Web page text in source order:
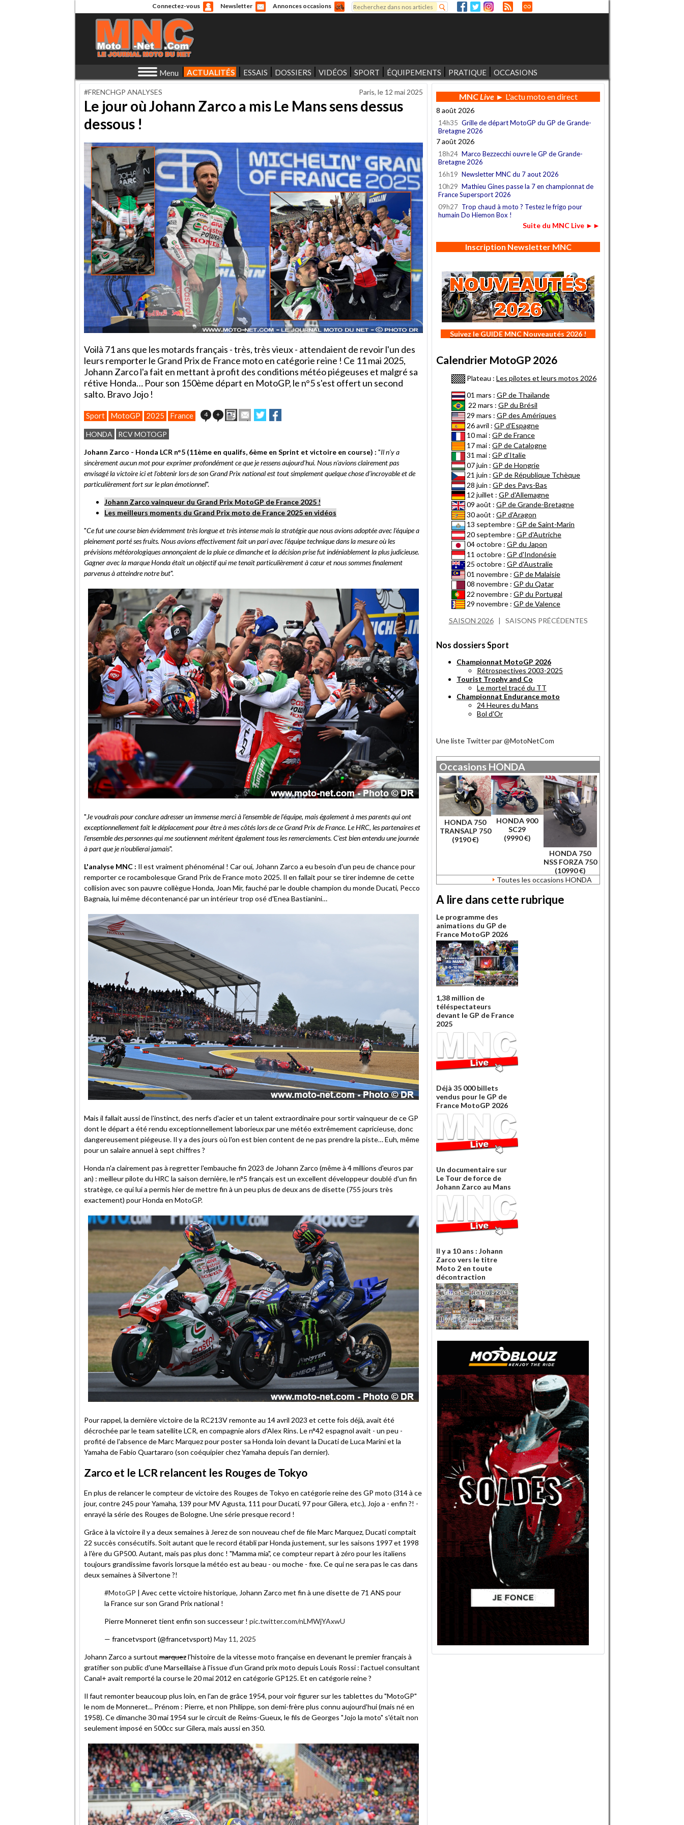
Connectez-vous Newsletter Annonces occasions
Formulaire de recherche
Rechercher
Menu ACTUALITÉS ESSAIS DOSSIERS VIDÉOS SPORT ÉQUIPEMENTS PRATIQUE OCCASIONS
#FRENCHGP ANALYSES Paris, le 12 mai 2025
Le jour où Johann Zarco a mis Le Mans sens dessus
dessous !
Voilà 71 ans que les motards français - très, très vieux - attendaient de revoir l'un des
leurs remporter le Grand Prix de France moto en catégorie reine ! Ce 11 mai 2025,
Johann Zarco l'a fait en mettant à profit des conditions météo piégeuses et malgré sa
rétive Honda… Pour son 150ème départ en MotoGP, le n°5 s'est offert un second
salto. Bravo Jojo !
Sport MotoGP 2025 France 4 + ImprimerEnvoyer
cet
un
ami
Partager
sur
sur
HONDA RCV MOTOGP
Johann Zarco - Honda LCR n°5 (11ème en qualifs, 6ème en Sprint et victoire en course) : "Il n’y a
sincèrement aucun mot pour exprimer profondément ce que je ressens aujourd’hui. Nous n’avions clairement pas
envisagé la victoire ici et l’obtenir lors de son Grand Prix national est tout simplement quelque chose d’incroyable et de
particulièrement fort sur le plan émotionnel".
Johann Zarco vainqueur du Grand Prix MotoGP de France 2025 !
Les meilleurs moments du Grand Prix moto de France 2025 en vidéos
"Ce fut une course bien évidemment très longue et très intense mais la stratégie que nous avions adoptée avec l’équipe a
pleinement porté ses fruits. Nous avions effectivement fait un pari avec l’équipe technique dans la mesure où les
prévisions météorologiques annonçaient de la pluie ce dimanche et la décision prise fut indéniablement la plus judicieuse.
Gagner avec la marque Honda était un objectif qui me tenait particulièrement à cœur et nous sommes finalement
parvenus à atteindre notre but".
"Je voudrais pour conclure adresser un immense merci à l’ensemble de l’équipe, mais également à mes parents qui ont
exceptionnellement fait le déplacement pour être à mes côtés lors de ce Grand Prix de France. Le HRC, les partenaires et
l’ensemble des personnes qui me soutiennent méritent également tous les remerciements. C’est bien entendu une journée
à part que je n’oublierai jamais".
L'analyse MNC : Il est vraiment phénoménal ! Car oui, Johann Zarco a eu besoin d'un peu de chance pour
remporter ce rocambolesque Grand Prix de France moto 2025. Il en fallait pour se tirer indemne de cette
collision avec son pauvre collègue Honda, Joan Mir, fauché par le double champion du monde Ducati, Pecco
Bagnaia, lui même décontenancé par un intérieur trop osé d'Enea Bastianini…
Mais il fallait aussi de l'instinct, des nerfs d'acier et un talent extraordinaire pour sortir vainqueur de ce GP
dont le départ a été rendu exceptionnellement laborieux par une météo extrêmement capricieuse, donc
dangereusement piégeuse. Il y a des jours où l'on est bien content de ne pas prendre la piste… Euh, même
pour un salaire annuel à sept chiffres ?
Honda n'a clairement pas à regretter l'embauche fin 2023 de Johann Zarco (même à 4 millions d'euros par
an) : meilleur pilote du HRC la saison dernière, le n°5 français est un excellent développeur doublé d'un fin
stratège, ce qui lui a permis hier de mettre fin à un peu plus de deux ans de disette (755 jours très
exactement) pour Honda en MotoGP.
Pour rappel, la dernière victoire de la RC213V remonte au 14 avril 2023 et cette fois déjà, avait été
décrochée par le team satellite LCR, en compagnie alors d'Alex Rins. Le n°42 espagnol avait - un peu -
profité de l'absence de Marc Marquez pour poster sa Honda loin devant la Ducati de Luca Marini et la
Yamaha de Fabio Quartararo (son coéquipier chez Yamaha depuis l'an dernier).
Zarco et le LCR relancent les Rouges de Tokyo
En plus de relancer le compteur de victoire des Rouges de Tokyo en catégorie reine des GP moto (314 à ce
jour, contre 245 pour Yamaha, 139 pour MV Agusta, 111 pour Ducati, 97 pour Gilera, etc.), Jojo a - enfin ?! -
enrayé la série des Rouges de Bologne. Une série presque record !
Grâce à la victoire il y a deux semaines à Jerez de son nouveau chef de file Marc Marquez, Ducati comptait
22 succès consécutifs. Soit autant que le record établi par Honda justement, sur les saisons 1997 et 1998
à l'ère du GP500. Autant, mais pas plus donc ! "Mamma mia", ce compteur repart à zéro pour les italiens
toujours grandissime favoris lorsque la météo est au beau - ou moche - fixe. Ce qui ne sera pas le cas dans
deux semaines à Silvertone ?!
#MotoGP | Avec cette victoire historique, Johann Zarco met fin à une disette de 71 ANS pour
la France sur son Grand Prix national !
Pierre Monneret tient enfin son successeur ! pic.twitter.com/nLMWjYAxwU
— francetvsport (@francetvsport) May 11, 2025
Johann Zarco a surtout marquezl'histoire de la vitesse moto française en devenant le premier français à
gratifier son public d'une Marseillaise à l'issue d'un Grand prix moto depuis Louis Rossi : l'actuel consultant
Canal+ avait remporté la course le 20 mai 2012 en catégorie GP125. Et en catégorie reine ?
Il faut remonter beaucoup plus loin, en l'an de grâce 1954, pour voir figurer sur les tablettes du "MotoGP"
le nom de Monneret... Prénom : Pierre, et non Philippe, son demi-frère plus connu aujourd'hui (mais né en
1958). Ce dimanche 30 mai 1954 sur le circuit de Reims-Gueux, le fils de Georges "Jojo la moto" s'était non
seulement imposé en 500cc sur Gilera, mais aussi en 350.
MNCLive► L'actu moto en direct
8 août 2026
14h35 Grille de départ MotoGP du GP de Grande-
Bretagne 2026
7 août 2026
18h24 Marco Bezzecchi ouvre le GP de Grande-
Bretagne 2026
16h19 Newsletter MNC du 7 aout 2026
10h29 Mathieu Gines passe la 7 en championnat de
France Supersport 2026
09h27 Trop chaud à moto ? Testez le frigo pour
humain Do Hiemon Box !
Suite du MNC Live ►►
Inscription Newsletter MNC
Suivez le GUIDE MNC Nouveautés 2026 !
Calendrier MotoGP 2026
Plateau : Les pilotes et leurs motos 2026
01 mars : GP de Thaïlande
22 mars : GP du Brésil
29 mars : GP des Amériques
26 avril : GP d'Espagne
10 mai : GP de France
17 mai : GP de Catalogne
31 mai : GP d'Italie
07 juin : GP de Hongrie
21 juin : GP de République Tchèque
28 juin : GP des Pays-Bas
12 juillet : GP d'Allemagne
09 août : GP de Grande-Bretagne
30 août : GP d'Aragon
13 septembre : GP de Saint-Marin
20 septembre : GP d'Autriche
04 octobre : GP du Japon
11 octobre : GP d'Indonésie
25 octobre : GP d'Australie
01 novembre : GP de Malaisie
08 novembre : GP du Qatar
22 novembre : GP du Portugal
29 novembre : GP de Valence
SAISON 2026| SAISONS PRÉCÉDENTES
Nos dossiers Sport
Championnat MotoGP 2026
Rétrospectives 2003-2025
Tourist Trophy and Co
Le mortel tracé du TT
Championnat Endurance moto
24 Heures du Mans
Bol d'Or
Une liste Twitter par @MotoNetCom
Occasions HONDA
HONDA 750
TRANSALP 750
(9190 €)
HONDA 900
SC29
(9990 €)
HONDA 750
NSS FORZA 750
(10990 €)
Toutes les occasions HONDA
A lire dans cette rubrique
Le programme des
animations du GP de
France MotoGP 2026
1,38 million de
téléspectateurs
devant le GP de France
2025
Déjà 35 000 billets
vendus pour le GP de
France MotoGP 2026
Un documentaire sur
Le Tour de force de
Johann Zarco au Mans
Il y a 10 ans : Johann
Zarco vers le titre
Moto 2 en toute
décontraction